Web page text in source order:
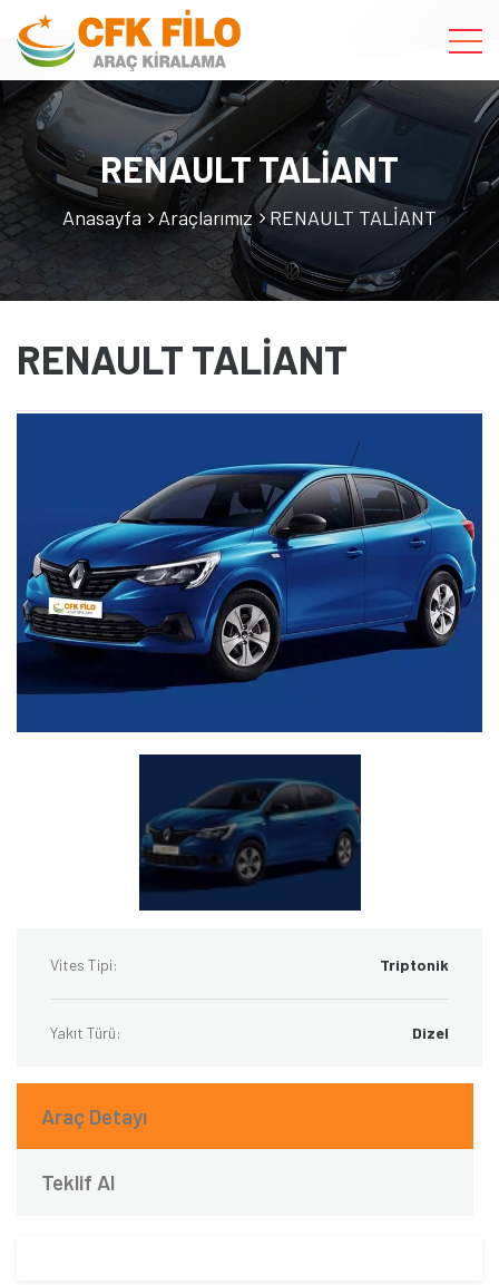
RENAULT TALİANT
Anasayfa Araçlarımız RENAULT TALİANT
RENAULT TALİANT
Vites Tipi: Triptonik
Yakıt Türü: Dizel
Araç Detayı
Teklif Al